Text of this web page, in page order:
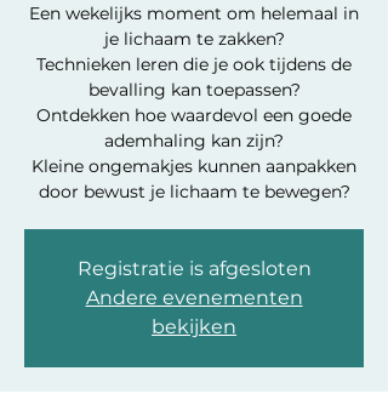
Een wekelijks moment om helemaal in
je lichaam te zakken?
Technieken leren die je ook tijdens de
bevalling kan toepassen?
Ontdekken hoe waardevol een goede
ademhaling kan zijn?
Kleine ongemakjes kunnen aanpakken
door bewust je lichaam te bewegen?
Registratie is afgesloten
Andere evenementen
bekijken